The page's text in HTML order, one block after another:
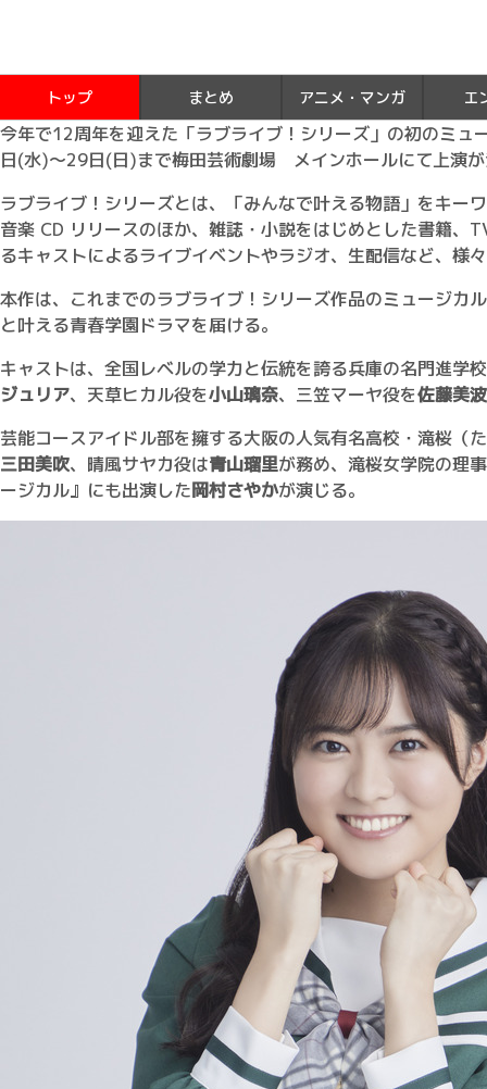
トップ まとめ アニメ・マンガ エ
今年で12周年を迎えた「ラブライブ！シリーズ」の初のミュ
日(水)～29日(日)まで梅田芸術劇場 メインホールにて上演
ラブライブ！シリーズとは、「みんなで叶える物語」をキー
音楽 CD リリースのほか、雑誌・小説をはじめとした書籍、
るキャストによるライブイベントやラジオ、生配信など、様
本作は、これまでのラブライブ！シリーズ作品のミュージカ
と叶える青春学園ドラマを届ける。
キャストは、全国レベルの学力と伝統を誇る兵庫の名門進学
ジュリア、天草ヒカル役を小山璃奈、三笠マーヤ役を佐藤美波
芸能コースアイドル部を擁する大阪の人気有名高校・滝桜（
三田美吹、晴風サヤカ役は青山瑠里が務め、滝桜女学院の理
ージカル』にも出演した岡村さやかが演じる。